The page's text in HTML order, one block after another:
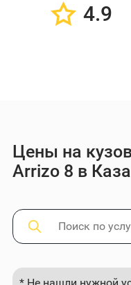
4.9
Цены на
Arrizo 8 в